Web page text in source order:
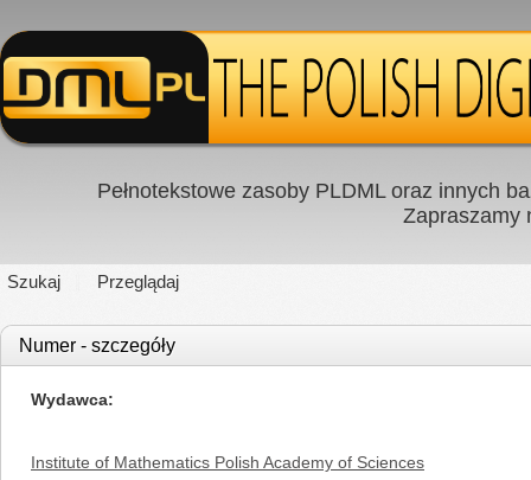
Pełnotekstowe zasoby PLDML oraz innych
Zapraszamy
Szukaj Przeglądaj
Numer - szczegóły
Wydawca
Institute of Mathematics Polish Academy of Sciences